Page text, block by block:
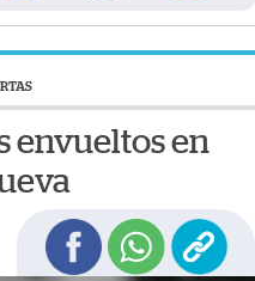
envueltos en